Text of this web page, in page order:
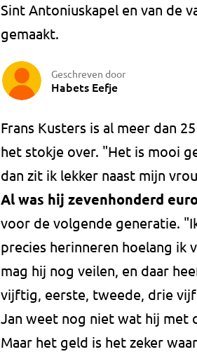
Sint Antoniuskapel en van de
gemaakt.
Geschreven door
Habets Eefje
Frans Kusters is al meer dan
het stokje over. "Het is mooi
dan zit ik lekker naast mijn
Al was hij zevenhonderd
voor de volgende generatie.
precies herinneren hoelang ik
mag hij nog veilen, en daar
vijftig, eerste, tweede, drie
Jan weet nog niet wat hij met
Maar het geld is het zeker